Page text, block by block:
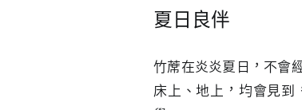
夏日良伴
竹蓆在炎炎夏日，不會
床上、地上，均會見